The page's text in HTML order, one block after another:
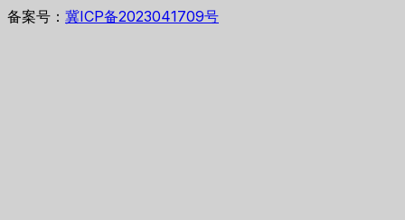
备案号： 冀ICP备2023041709号